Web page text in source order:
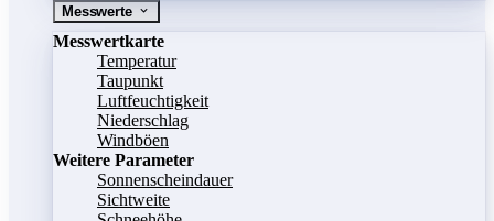
Messwerte
Messwertkarte
Temperatur
Taupunkt
Luftfeuchtigkeit
Niederschlag
Windböen
Weitere Parameter
Sonnenscheindauer
Sichtweite